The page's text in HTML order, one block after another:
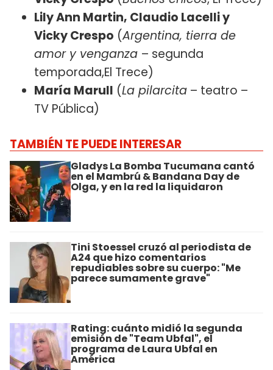
Lily Ann Martin, Claudio Lacelli y
Vicky Crespo (Argentina, tierra de
amor y venganza – segunda
temporada,El Trece)
María Marull (La pilarcita – teatro –
TV Pública)
TAMBIÉN TE PUEDE INTERESAR
Gladys La Bomba Tucumana cantó
en el Mambrú & Bandana Day de
Olga, y en la red la liquidaron
Tini Stoessel cruzó al periodista de
A24 que hizo comentarios
repudiables sobre su cuerpo: "Me
parece sumamente grave"
Rating: cuánto midió la segunda
emisión de "Team Ubfal", el
programa de Laura Ubfal en
América